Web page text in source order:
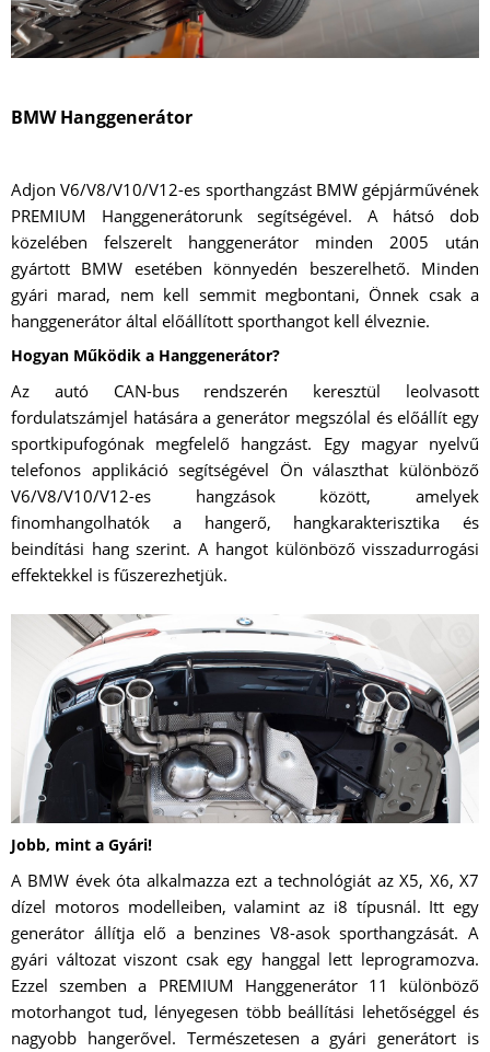
BMW Hanggenerátor
Adjon V6/V8/V10/V12-es sporthangzást BMW gépjárművének
PREMIUM Hanggenerátorunk segítségével. A hátsó dob
közelében felszerelt hanggenerátor minden 2005 után
gyártott BMW esetében könnyedén beszerelhető. Minden
gyári marad, nem kell semmit megbontani, Önnek csak a
hanggenerátor által előállított sporthangot kell élveznie.
Hogyan Működik a Hanggenerátor?
Az autó CAN-bus rendszerén keresztül leolvasott
fordulatszámjel hatására a generátor megszólal és előállít egy
sportkipufogónak megfelelő hangzást. Egy magyar nyelvű
telefonos applikáció segítségével Ön választhat különböző
V6/V8/V10/V12-es hangzások között, amelyek
finomhangolhatók a hangerő, hangkarakterisztika és
beindítási hang szerint. A hangot különböző visszadurrogási
effektekkel is fűszerezhetjük.
Jobb, mint a Gyári!
A BMW évek óta alkalmazza ezt a technológiát az X5, X6, X7
dízel motoros modelleiben, valamint az i8 típusnál. Itt egy
generátor állítja elő a benzines V8-asok sporthangzását. A
gyári változat viszont csak egy hanggal lett leprogramozva.
Ezzel szemben a PREMIUM Hanggenerátor 11 különböző
motorhangot tud, lényegesen több beállítási lehetőséggel és
nagyobb hangerővel. Természetesen a gyári generátort is